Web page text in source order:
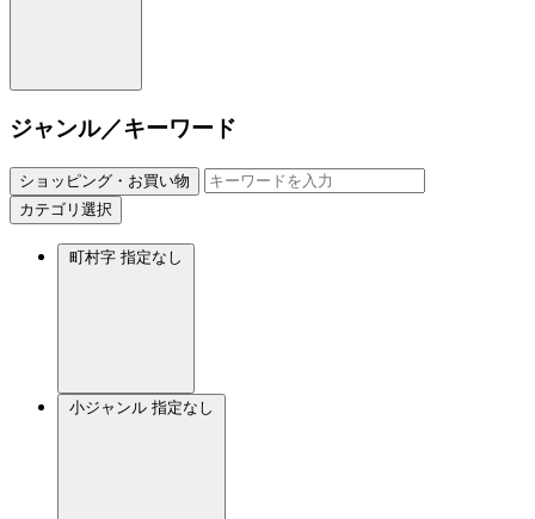
ジャンル／キーワード
ショッピング・お買い物
カテゴリ選択
町村字 指定なし
小ジャンル 指定なし